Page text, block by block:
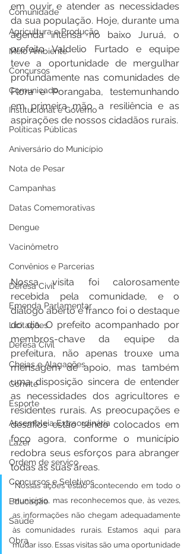
Comunidade
Agricultura e Produção
Meio Ambiente
Concursos
Comunicado
Institucional e Governo
Políticas Públicas
Aniversário do Município
Nota de Pesar
Campanhas
Datas Comemorativas
Dengue
Vacinômetro
Convênios e Parcerias
Defesa Civil
Emenda Parlamentar
Licitações
Defesa Civil
Cheias e Alagações
Convite
Esporte
Assembleia Extraordinária
Lazer
Ordem de serviço
Concursos e Seletivos
Educação
Saúde
Obra
em ouvir e atender as necessidades
da sua população. Hoje, durante uma
agenda intensa no baixo Juruá, o
prefeito Valdelio Furtado e equipe
teve a oportunidade de mergulhar
profundamente nas comunidades de
Flora e Porangaba, testemunhando
em primeira mão a resiliência e as
aspirações de nossos cidadãos rurais.
Nossa visita foi calorosamente
recebida pela comunidade, e o
diálogo aberto e franco foi o destaque
do dia. O prefeito acompanhado por
membros-chave da equipe da
prefeitura, não apenas trouxe uma
mensagem de apoio, mas também
uma disposição sincera de entender
as necessidades dos agricultores e
residentes rurais. As preocupações e
desafios estão sendo colocados em
foco agora, conforme o município
redobra seus esforços para abranger
todas as suas áreas.
"Nossas ações estão acontecendo em todo o
município, mas reconhecemos que, às vezes,
as informações não chegam adequadamente
às comunidades rurais. Estamos aqui para
mudar isso. Essas visitas são uma oportunidade